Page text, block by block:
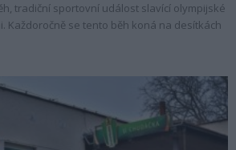
tradiční sportovní událost slavící olympijské
Každoročně se tento běh koná na desítkách